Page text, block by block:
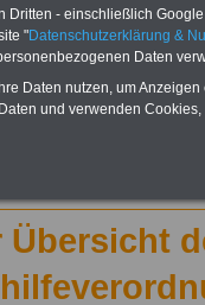
Übersicht
Dritten - einschließlich
"Datenschutzerklärung &
Daten
Daten nutzen, um
und verwenden